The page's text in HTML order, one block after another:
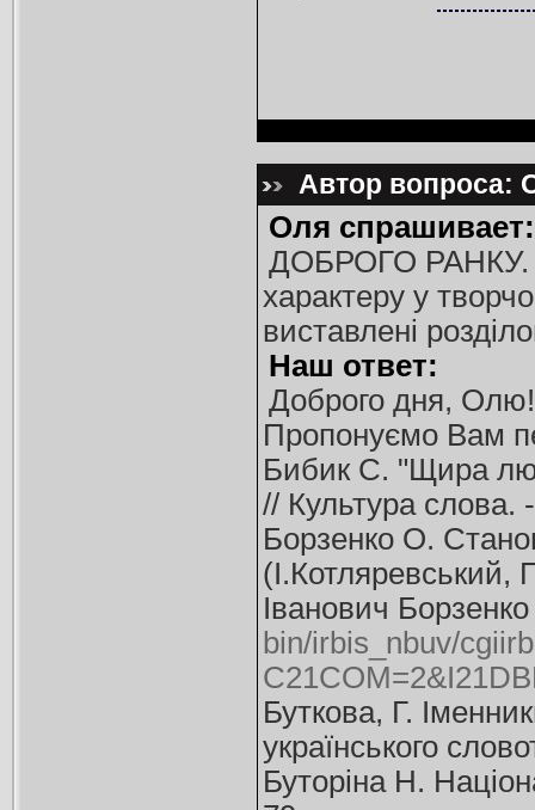
Автор вопроса:
Оля спрашивает:
ДОБРОГО РАНКУ.
характеру у
виставлені
Наш ответ:
Доброго дня, Олю!
Пропонуємо Вам
Бибик С. "Щира
// Культура
Борзенко О.
(І.Котляревський,
Іванович
bin/irbis_nbuv/
Буткова, Г.
українського
Буторіна Н.